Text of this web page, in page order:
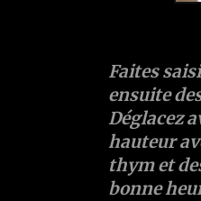
Faites
ensuite
Déglacez
hauteur
thym et
bonne